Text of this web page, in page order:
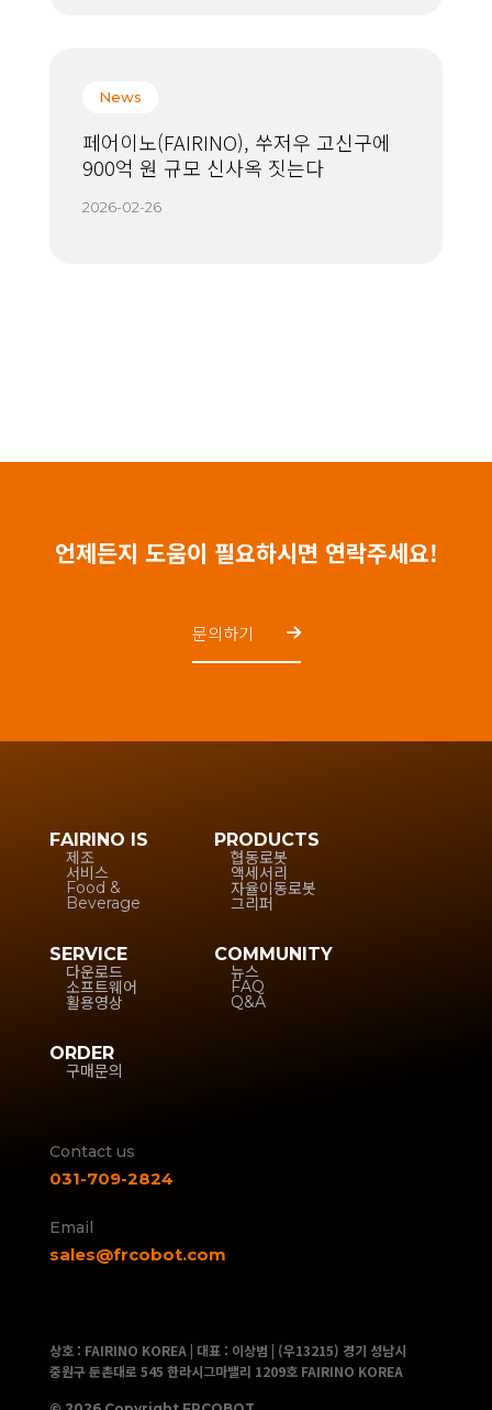
News
페어이노(FAIRINO), 쑤저우 고신구에
900억 원 규모 신사옥 짓는다
2026-02-26
언제든지 도움이 필요하시면 연락주세요!
문의하기
FAIRINO IS
제조
서비스
Food &
Beverage
PRODUCTS
협동로봇
액세서리
자율이동로봇
그리퍼
SERVICE
다운로드
소프트웨어
활용영상
COMMUNITY
뉴스
FAQ
Q&A
ORDER
구매문의
Contact us
031-709-2824
Email
sales@frcobot.com
상호 : FAIRINO KOREA | 대표 : 이상범 | (우13215) 경기 성남시
중원구 둔촌대로 545 한라시그마밸리 1209호 FAIRINO KOREA